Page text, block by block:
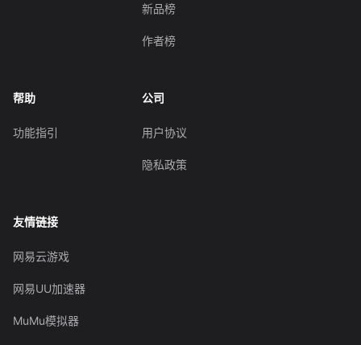
新品榜
作者榜
帮助
功能指引
公司
用户协议
隐私政策
友情链接
网易云游戏
网易UU加速器
MuMu模拟器